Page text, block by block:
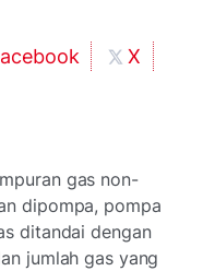
X
gas non-
dipompa, pompa
ditandai dengan
jumlah gas yang